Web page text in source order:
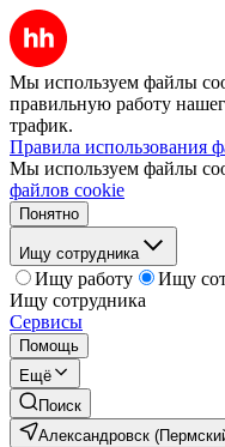
Мы используем файлы
правильную работу
трафик.
Правила использования
Мы используем файлы
файлов cookie
Понятно
Ищу сотрудника
Ищу работу
Ищу
Ищу сотрудника
Сервисы
Помощь
Ещё
Поиск
Александровск